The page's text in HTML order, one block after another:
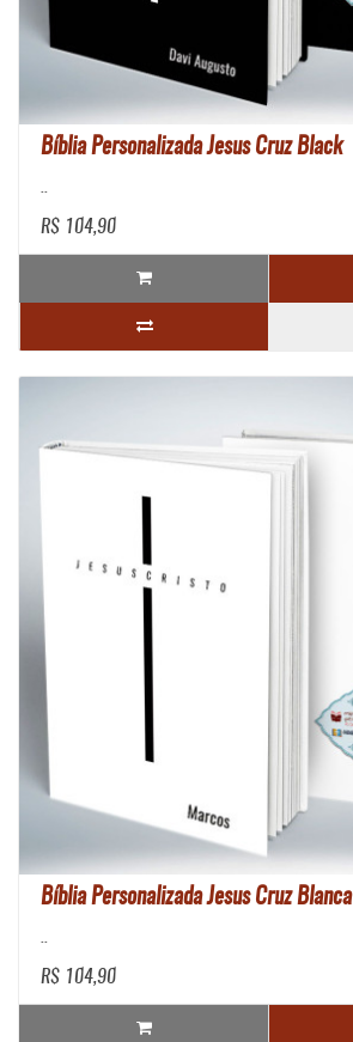
Bíblia Personalizada Jesus Cruz Black
..
R$ 104,90
Bíblia Personalizada Jesus Cruz Blanca
..
R$ 104,90